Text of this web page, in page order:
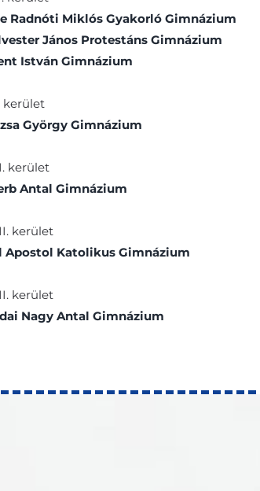
Radnóti Miklós Gyakorló Gimnázium
János Protestáns Gimnázium
István Gimnázium
kerület
György Gimnázium
kerület
Antal Gimnázium
kerület
Apostol Katolikus Gimnázium
kerület
Nagy Antal Gimnázium